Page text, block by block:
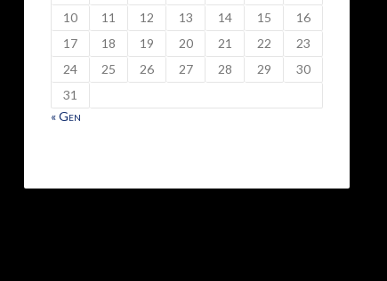
10
11 12 13 14 15
16
17
18 19 20 21 22
23
24
25 26 27 28 29
30
31
« Gen